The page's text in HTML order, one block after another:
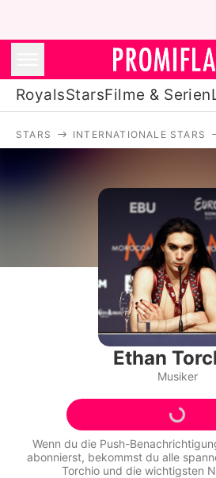
RoyalsStarsFilme & Serien
Filme &
Lifestyle
Familie &
Promiflash
Alle Themen auf
Jobs
App
Team
STARS INTERNATIONALE STARS
Ethan
Musiker
Wenn du die Push-
abonnierst, bekommst du alle
Torchiound die wichtigsten